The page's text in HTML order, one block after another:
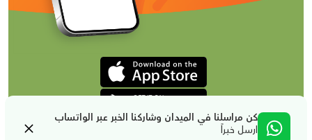
كن مراسلنا في الميدان وشاركنا الخبر عبر الواتساب
ارسل خبراً